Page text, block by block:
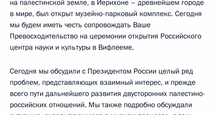
на палестинской земле, в Иерихоне – древнейшем городе
в мире, был открыт музейно-парковый комплекс. Сегодня
мы будем иметь честь сопровождать Ваше
Превосходительство на церемонии открытия Российского
центра науки и культуры в Вифлееме.
Сегодня мы обсудили с Президентом России целый ряд
проблем, представляющих взаимный интерес, и прежде
всего пути дальнейшего развития двусторонних палестино-
российских отношений. Мы также подробно обсуждали